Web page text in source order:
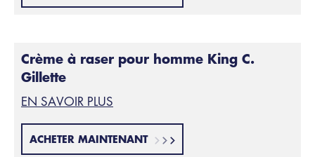
Crème à raser pour homme King C.
Gillette
EN SAVOIR PLUS
ACHETER MAINTENANT